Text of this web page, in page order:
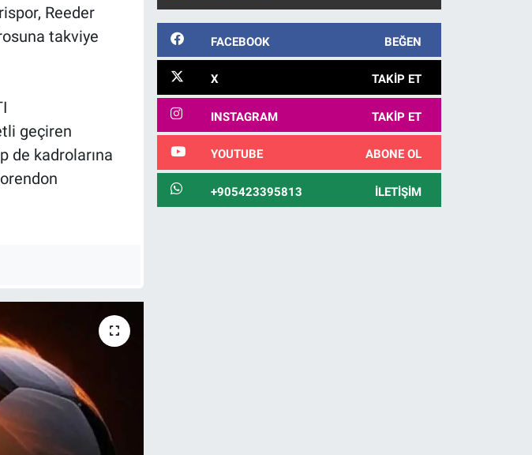
Reeder
takviye
geçiren
de kadrolarına
10 yıl sonra yakalandı
FACEBOOK BEĞEN
X TAKIP ET
INSTAGRAM TAKIP ET
YOUTUBE ABONE OL
+905423395813 İLETIŞIM